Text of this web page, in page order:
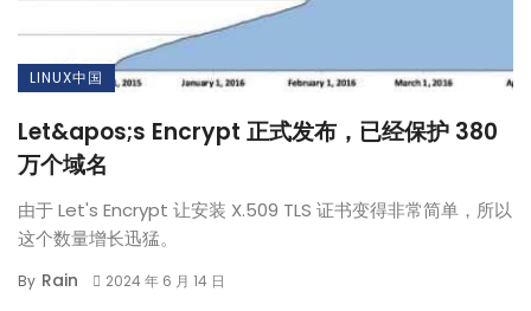
LINUX中国
Let&apos;s Encrypt 正式发布，已经保护 380
万个域名
由于 Let's Encrypt 让安装 X.509 TLS 证书变得非常简单，所以
这个数量增长迅猛。
By Rain 2024 年 6 月 14 日